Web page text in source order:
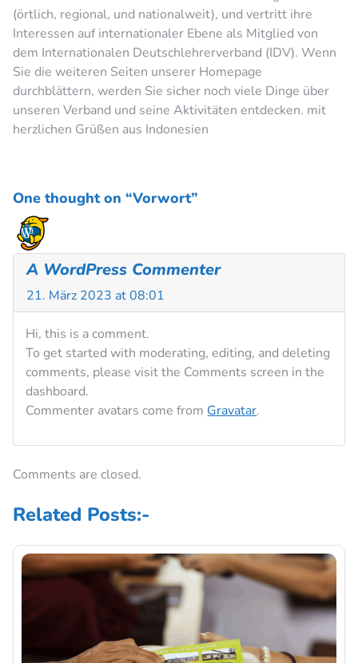
(örtlich, regional, und nationalweit), und vertritt ihre
Interessen auf internationaler Ebene als Mitglied von
dem Internationalen Deutschlehrerverband (IDV). Wenn
Sie die weiteren Seiten unserer Homepage
durchblättern, werden Sie sicher noch viele Dinge über
unseren Verband und seine Aktivitäten entdecken. mit
herzlichen Grüßen aus Indonesien
One thought on “Vorwort”
A WordPress Commenter
21. März 2023 at 08:01
Hi, this is a comment.
To get started with moderating, editing, and deleting
comments, please visit the Comments screen in the
dashboard.
Commenter avatars come from Gravatar.
Comments are closed.
Related Posts:-